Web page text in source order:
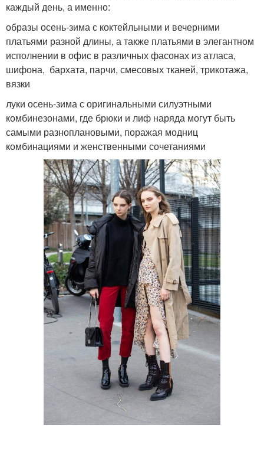
каждый день, а именно:
образы осень-зима с коктейльными и вечерними
платьями разной длины, а также платьями в элегантном
исполнении в офис в различных фасонах из атласа,
шифона, бархата, парчи, смесовых тканей, трикотажа,
вязки
луки осень-зима с оригинальными силуэтными
комбинезонами, где брюки и лиф наряда могут быть
самыми разноплановыми, поражая модниц
комбинациями и женственными сочетаниями